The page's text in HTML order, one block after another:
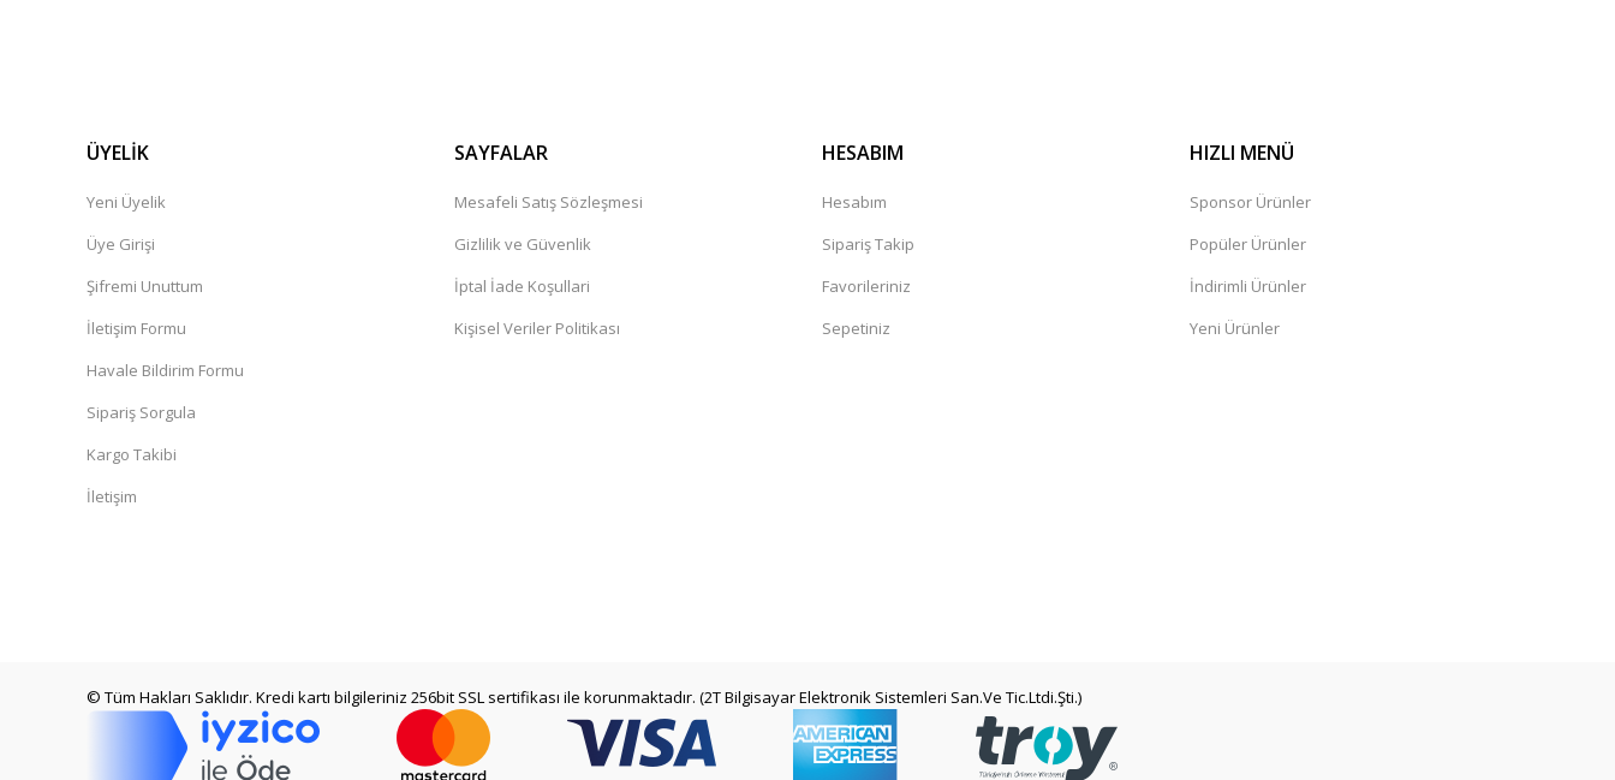
ÜYELİK
Yeni Üyelik
Üye Girişi
Şifremi Unuttum
İletişim Formu
Havale Bildirim Formu
Sipariş Sorgula
Kargo Takibi
İletişim
SAYFALAR
Mesafeli Satış Sözleşmesi
Gizlilik ve Güvenlik
İptal İade Koşullari
Kişisel Veriler Politikası
HESABIM
Hesabım
Sipariş Takip
Favorileriniz
Sepetiniz
HIZLI MENÜ
Sponsor Ürünler
Popüler Ürünler
İndirimli Ürünler
Yeni Ürünler
© Tüm Hakları Saklıdır. Kredi kartı bilgileriniz 256bit SSL sertifikası ile korunmaktadır. (2T Bilgisayar Elektronik Sistemleri San.Ve Tic.Ltdi.Şti.)